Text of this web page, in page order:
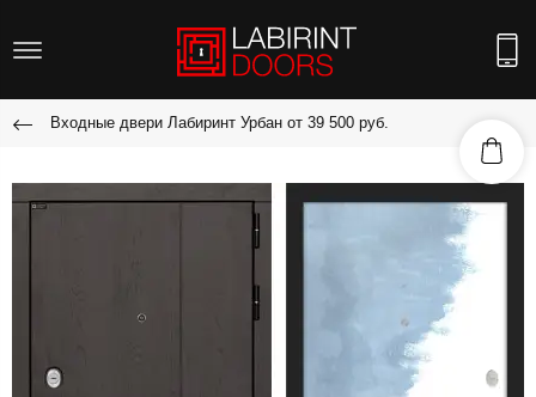
Входные двери Лабиринт Урбан от 39 500 руб.